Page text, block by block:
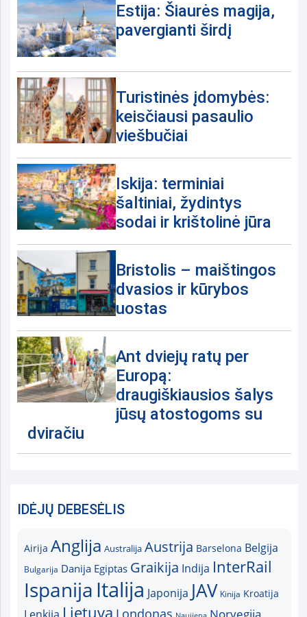
Estija: Šiaurės magija,
pavergianti širdį
Turistinės įdomybės:
keisčiausi pasaulio
viešbučiai
Iskija: terminiai
šaltiniai, žydintys
sodai ir krištolinė jūra
Bristolis – maištingos
dvasios ir kūrybos
uostas
Ant dviejų ratų per
Europą:
draugiškiausios šalys
jūsų atostogoms su
dviračiu
IDĖJŲ DEBESĖLIS
Airija Anglija Australija Austrija Barselona Belgija
Bulgarija Danija Egiptas Graikija Indija InterRail
Ispanija Italija Japonija JAV Kinija Kroatija
Lietuva Londonas